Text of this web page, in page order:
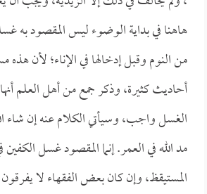
هاهنا في بداية الوضوء ليس المقصود به
من النوم وقبل إدخالها في الإناء؛ لأن
أحاديث كثيرة، وذكر جمع من أهل العلم
الغسل واجب، وسيأتي الكلام عنه إن شاء
مد الله في العمر. إنما المقصود غسل
المستيقظ، وإن كان بعض الفقهاء لا